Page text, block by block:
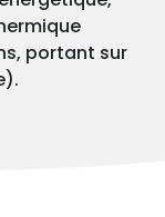
portant sur